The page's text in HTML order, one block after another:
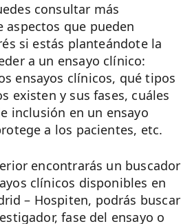
consultar más
que pueden
si estás planteándote la
a un ensayo clínico:
ensayos clínicos, qué tipos
existen y sus fases, cuáles
inclusión en un ensayo
a los pacientes, etc.
encontrarás un buscador
clínicos disponibles en
– Hospiten, podrás buscar
fase del ensayo o